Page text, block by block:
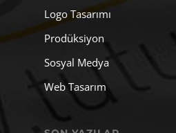
Logo Tasarımı
Prodüksiyon
Sosyal Medya
Web Tasarım